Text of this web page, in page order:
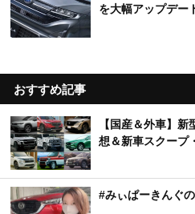
を大幅アップデー
おすすめ記事
【国産＆外車】
想＆新車スクープ
#みぃぱーきんぐ